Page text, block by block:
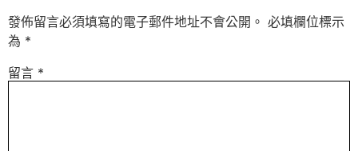
發佈留言必須填寫的電子郵件地址不會公開。 必填欄位標示
為 *
留言 *